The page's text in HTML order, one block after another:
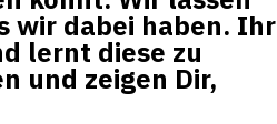
wir dabei haben. Ihr
lernt diese zu
und zeigen Dir,